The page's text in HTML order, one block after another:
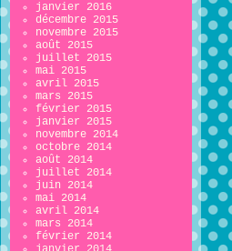
janvier 2016
décembre 2015
novembre 2015
août 2015
juillet 2015
mai 2015
avril 2015
mars 2015
février 2015
janvier 2015
novembre 2014
octobre 2014
août 2014
juillet 2014
juin 2014
mai 2014
avril 2014
mars 2014
février 2014